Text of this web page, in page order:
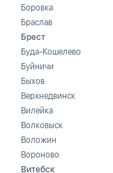
Боровка
Браслав
Брест
Буда-Кошелево
Буйничи
Быхов
Верхнедвинск
Вилейка
Волковыск
Воложин
Вороново
Витебск